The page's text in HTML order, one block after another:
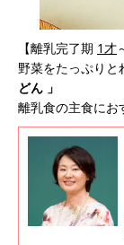
【離乳完了期 1才
野菜をたっぷりと
どん 」
離乳食の主食にお